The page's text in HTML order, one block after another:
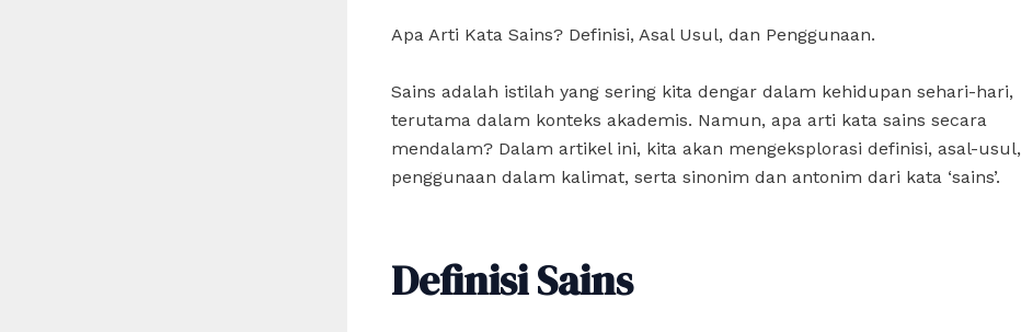
Apa Arti Kata Sains? Definisi, Asal Usul, dan Penggunaan.
Sains adalah istilah yang sering kita dengar dalam kehidupan sehari-hari,
terutama dalam konteks akademis. Namun, apa arti kata sains secara
mendalam? Dalam artikel ini, kita akan mengeksplorasi definisi, asal-usul,
penggunaan dalam kalimat, serta sinonim dan antonim dari kata ‘sains’.
Definisi Sains